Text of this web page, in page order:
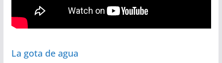
La gota de agua